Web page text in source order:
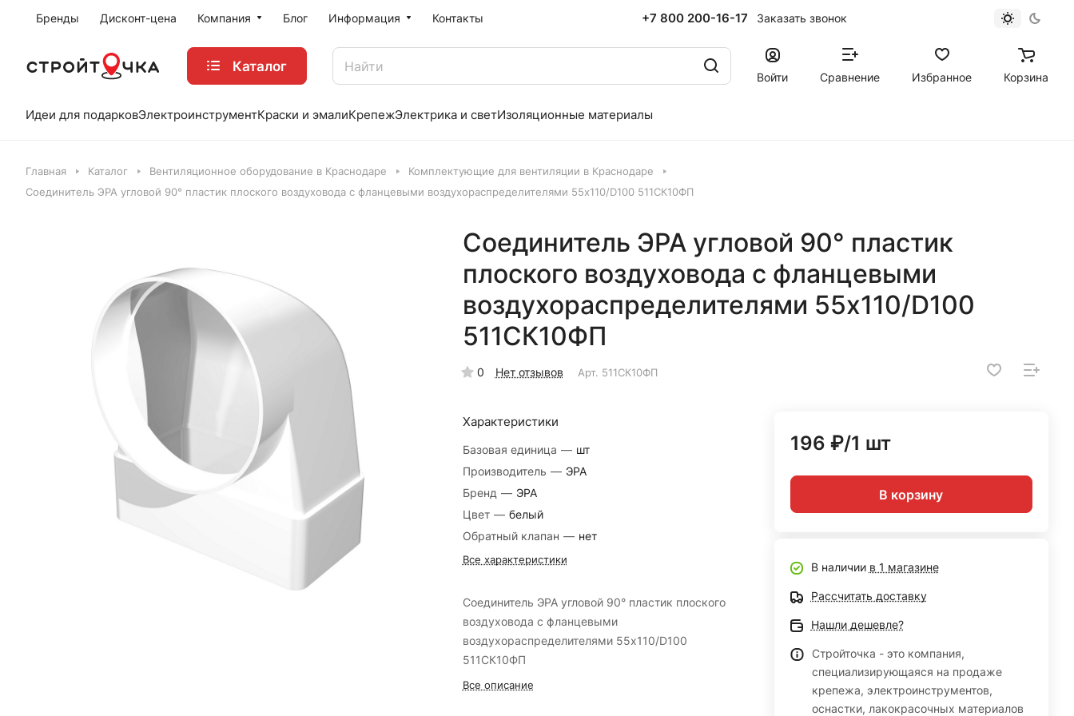
Бренды Дисконт-цена Компания Блог Информация Контакты +7 800 200-16-17 Заказать звонок
Каталог
Войти Сравнение Избранное Корзина
Идеи для подарковЭлектроинструментКраски и эмалиКрепежЭлектрика и светИзоляционные материалы
Главная Каталог Вентиляционное оборудование в Краснодаре
Комплектующие для вентиляции в Краснодаре
Соединитель ЭРА угловой 90° пластик плоского воздуховода с фланцевыми воздухораспределителями 55х110/D100 511СК10ФП
Соединитель ЭРА угловой 90° пластик
плоского воздуховода с фланцевыми
воздухораспределителями 55х110/D100
511СК10ФП
0 Нет отзывов Арт. 511СК10ФП
Характеристики
Базовая единица — шт
Производитель — ЭРА
Бренд — ЭРА
Цвет — белый
Обратный клапан — нет
Все характеристики
Соединитель ЭРА угловой 90° пластик плоского
воздуховода с фланцевыми
воздухораспределителями 55х110/D100
511СК10ФП
Все описание
196 ₽/1 шт
В корзину
В наличии в 1 магазине
Рассчитать доставку
Нашли дешевле?
Стройточка - это компания,
специализирующаяся на продаже
крепежа, электроинструментов,
оснастки, лакокрасочных материалов